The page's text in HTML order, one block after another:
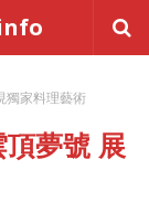
獨家料理藝術
頂夢號 展